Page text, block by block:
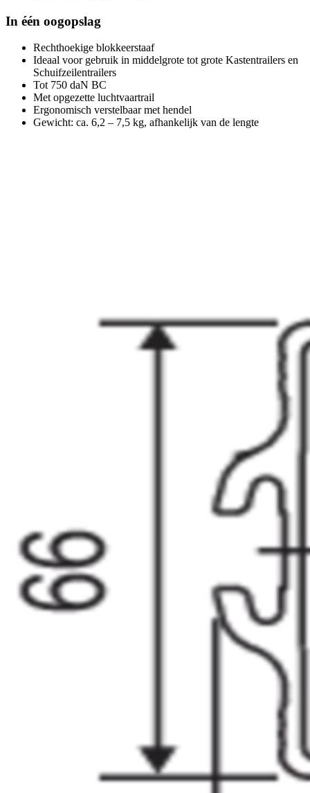
In één oogopslag
Rechthoekige blokkeerstaaf
Ideaal voor gebruik in middelgrote tot grote Kastentrailers en
Schuifzeilentrailers
Tot 750 daN BC
Met opgezette luchtvaartrail
Ergonomisch verstelbaar met hendel
Gewicht: ca. 6,2 – 7,5 kg, afhankelijk van de lengte